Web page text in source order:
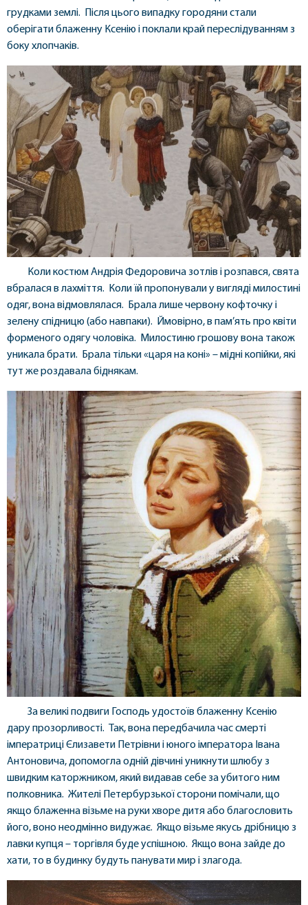
грудками землі. Після цього випадку городяни стали
оберігати блаженну Ксенію і поклали край переслідуванням з
боку хлопчаків.
Коли костюм Андрія Федоровича зотлів і розпався, свята
вбралася в лахміття. Коли їй пропонували у вигляді милостині
одяг, вона відмовлялася. Брала лише червону кофточку і
зелену спідницю (або навпаки). Ймовірно, в пам’ять про квіти
форменого одягу чоловіка. Милостиню грошову вона також
уникала брати. Брала тільки «царя на коні» – мідні копійки, які
тут же роздавала біднякам.
За великі подвиги Господь удостоїв блаженну Ксенію
дару прозорливості. Так, вона передбачила час смерті
імператриці Єлизавети Петрівни і юного імператора Івана
Антоновича, допомогла одній дівчині уникнути шлюбу з
швидким каторжником, який видавав себе за убитого ним
полковника. Жителі Петербурзької сторони помічали, що
якщо блаженна візьме на руки хворе дитя або благословить
його, воно неодмінно видужає. Якщо візьме якусь дрібницю з
лавки купця – торгівля буде успішною. Якщо вона зайде до
хати, то в будинку будуть панувати мир і злагода.